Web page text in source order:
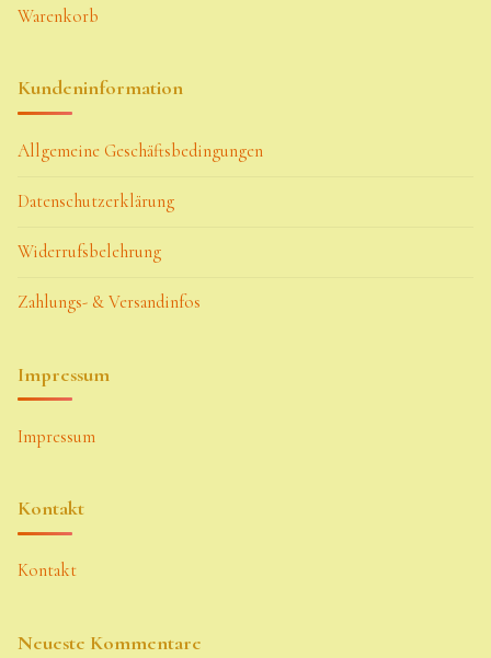
Warenkorb
Kundeninformation
Allgemeine Geschäftsbedingungen
Datenschutzerklärung
Widerrufsbelehrung
Zahlungs- & Versandinfos
Impressum
Impressum
Kontakt
Kontakt
Neueste Kommentare